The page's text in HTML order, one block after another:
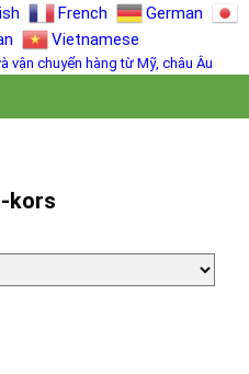
French
German
Vietnamese
kors